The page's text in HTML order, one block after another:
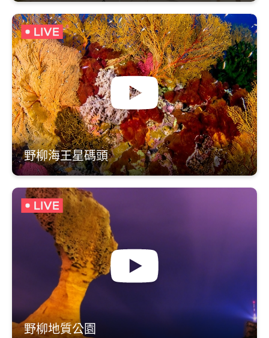
野柳海王星碼頭
野柳地質公園